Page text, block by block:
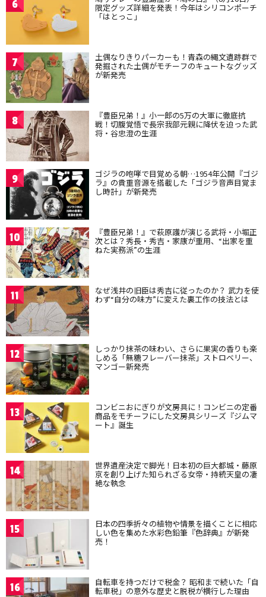
6 限定グッズ詳細を発表！今年はシリコンポーチ
「はとっこ」
7 土偶なりきりパーカーも！青森の縄文遺跡群で
発掘された土偶がモチーフのキュートなグッズ
が新発売
8 『豊臣兄弟！』小一郎の5万の大軍に徹底抗
戦！切腹覚悟で長宗我部元親に降伏を迫った武
将・谷忠澄の生涯
9 ゴジラの咆哮で目覚める朝…1954年公開『ゴジ
ラ』の貴重音源を搭載した「ゴジラ音声目覚ま
し時計」が新発売
10 『豊臣兄弟！』で萩原護が演じる武将・小堀正
次とは？秀長・秀吉・家康が重用、“出家を重
ねた実務派”の生涯
11 なぜ浅井の旧臣は秀吉に従ったのか？ 武力を使
わず“自分の味方”に変えた裏工作の技法とは
12 しっかり抹茶の味わい、さらに果実の香りも楽
しめる「無糖フレーバー抹茶」ストロベリー、
マンゴー新発売
13 コンビニおにぎりが文房具に！コンビニの定番
商品をモチーフにした文房具シリーズ『ジムマ
ート』誕生
14 世界遺産決定で脚光！日本初の巨大都城・藤原
京を創り上げた知られざる女帝・持統天皇の凄
絶な執念
15 日本の四季折々の植物や情景を描くことに相応
しい色を集めた水彩色鉛筆『色辞典』が新発
売！
16 自転車を持つだけで税金？ 昭和まで続いた「自
転車税」の意外な歴史と脱税が横行した理由